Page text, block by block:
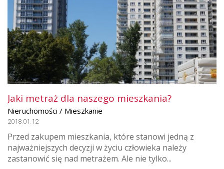
Jaki metraż dla naszego mieszkania?
Nieruchomości / Mieszkanie
2018.01.12
Przed zakupem mieszkania, które stanowi jedną z
najważniejszych decyzji w życiu człowieka należy
zastanowić się nad metrażem. Ale nie tylko...